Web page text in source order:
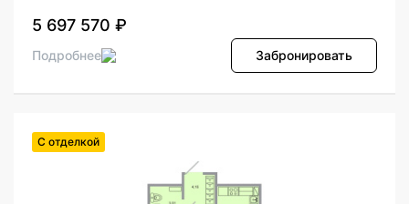
5 697 570 ₽
Подробнее Забронировать
С отделкой